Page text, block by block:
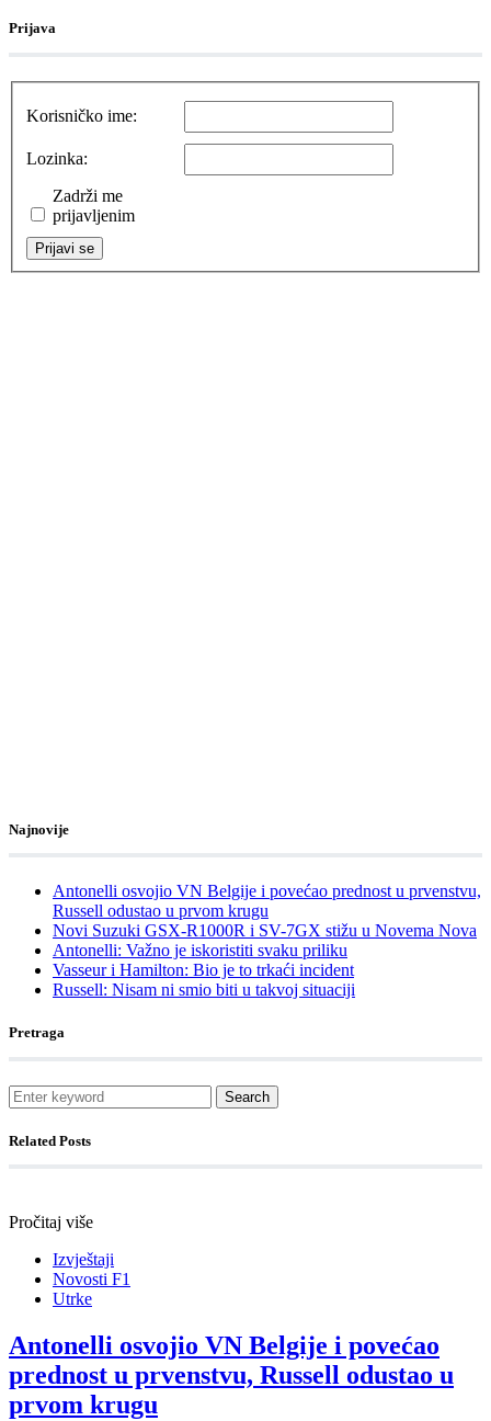
Prijava
Korisničko ime:
Lozinka:
Zadrži me
prijavljenim
Prijavi se
Najnovije
Antonelli osvojio VN Belgije i povećao prednost u prvenstvu,
Russell odustao u prvom krugu
Novi Suzuki GSX-R1000R i SV-7GX stižu u Novema Nova
Antonelli: Važno je iskoristiti svaku priliku
Vasseur i Hamilton: Bio je to trkaći incident
Russell: Nisam ni smio biti u takvoj situaciji
Pretraga
Search
Related Posts
Pročitaj više
Izvještaji
Novosti F1
Utrke
Antonelli osvojio VN Belgije i povećao
prednost u prvenstvu, Russell odustao u
prvom krugu